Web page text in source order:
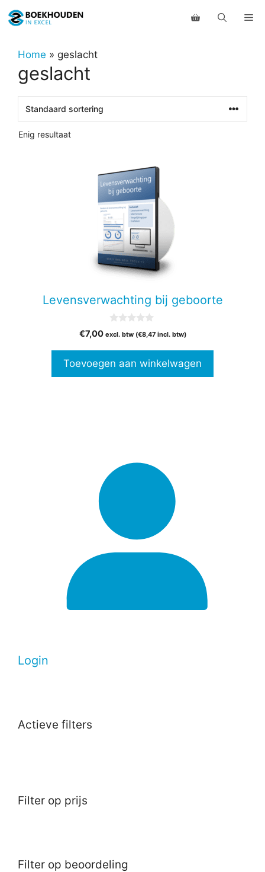
naar
inhoudHome » geslacht
geslacht
Enig resultaat
Levensverwachting bij geboorte
v
5
€7,00 excl. btw (€8,47incl. btw)
Toevoegen aan winkelwagen
Login
Actieve filters
Filter op prijs
Filter op beoordeling